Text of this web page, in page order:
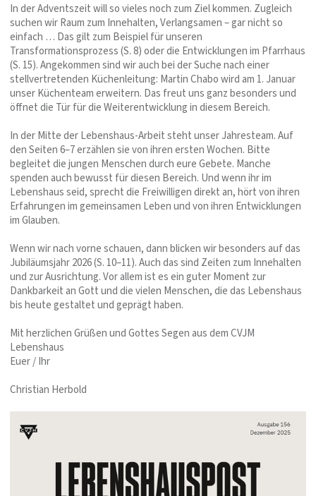
In der Adventszeit will so vieles noch zum Ziel kommen. Zugleich
suchen wir Raum zum Innehalten, Verlangsamen – gar nicht so
einfach … Das gilt zum Beispiel für unseren
Transformationsprozess (S. 8) oder die Entwicklungen im Pfarrhaus
(S. 15). Angekommen sind wir auch bei der Suche nach einer
stellvertretenden Küchenleitung: Martin Chabo wird am 1. Januar
unser Küchenteam erweitern. Das freut uns ganz besonders und
öffnet die Tür für die Weiterentwicklung in diesem Bereich.
In der Mitte der Lebenshaus-Arbeit steht unser Jahresteam. Auf
den Seiten 6–7 erzählen sie von ihren ersten Wochen. Bitte
begleitet die jungen Menschen durch eure Gebete. Manche
spenden auch bewusst für diesen Bereich. Und wenn ihr im
Lebenshaus seid, sprecht die Freiwilligen direkt an, hört von ihren
Erfahrungen im gemeinsamen Leben und von ihren Entwicklungen
im Glauben.
Wenn wir nach vorne schauen, dann blicken wir besonders auf das
Jubiläumsjahr 2026 (S. 10–11). Auch das sind Zeiten zum Innehalten
und zur Ausrichtung. Vor allem ist es ein guter Moment zur
Dankbarkeit an Gott und die vielen Menschen, die das Lebenshaus
bis heute gestaltet und geprägt haben.
Mit herzlichen Grüßen und Gottes Segen aus dem CVJM
Lebenshaus
Euer / Ihr
Christian Herbold